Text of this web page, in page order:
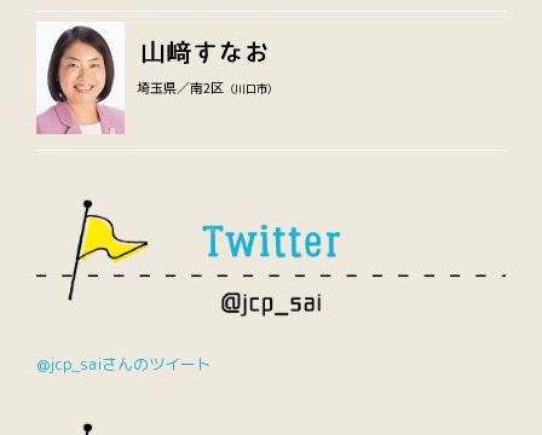
埼玉県／南2区 （川口市）
@jcp_saiさんのツイート